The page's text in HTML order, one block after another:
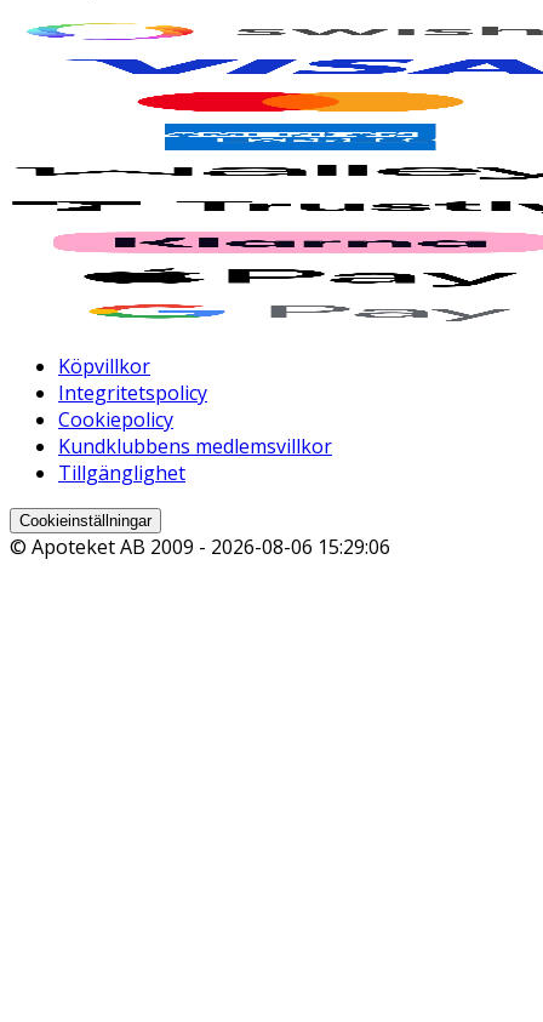
Köpvillkor
Integritetspolicy
Cookiepolicy
Kundklubbens medlemsvillkor
Tillgänglighet
Cookieinställningar
© Apoteket AB 2009 - 2026-08-06 15:29:06